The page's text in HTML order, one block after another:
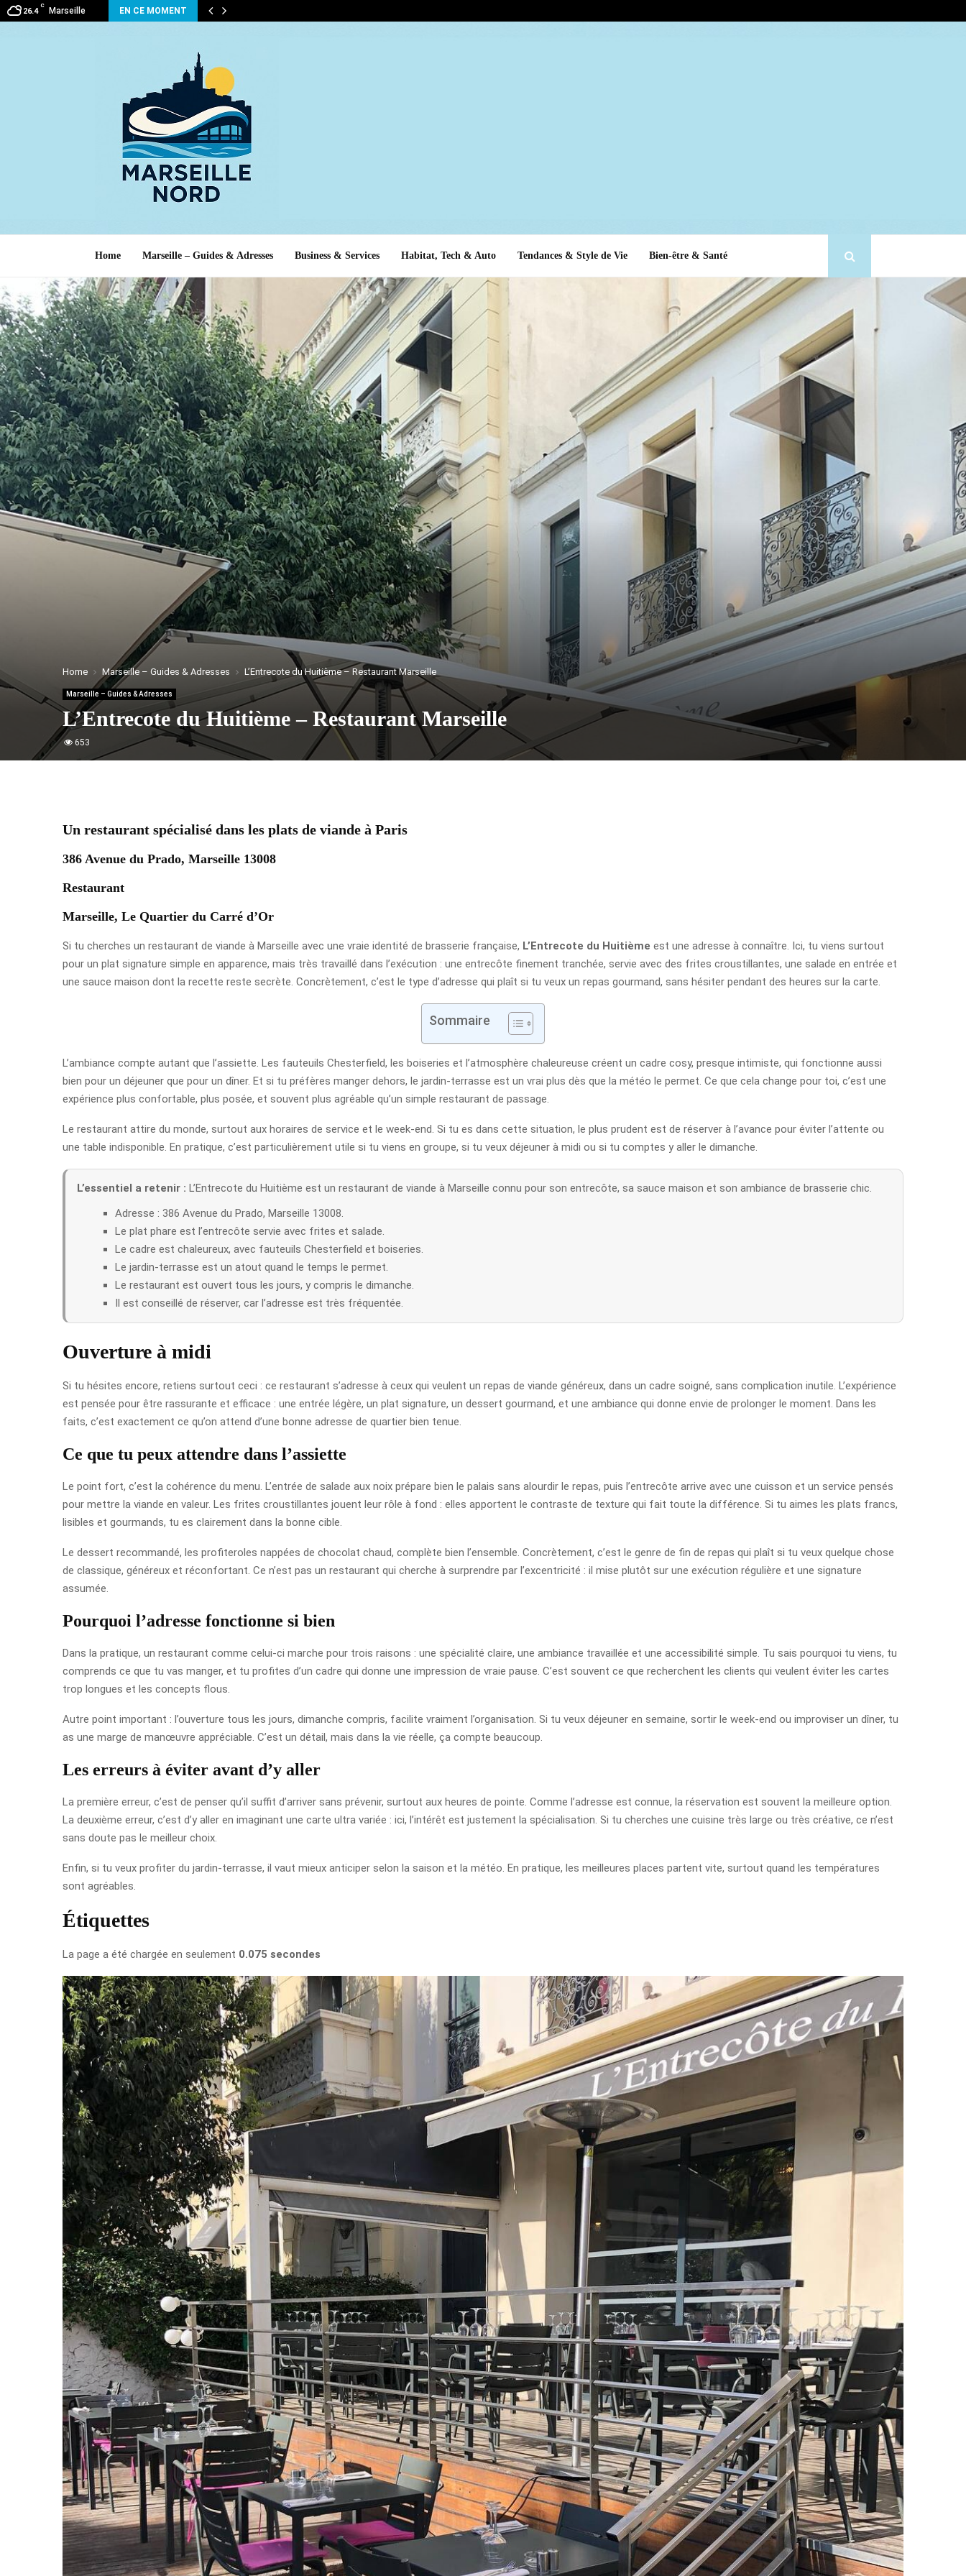
26.4
C
Marseille EN CE MOMENT
Home Marseille – Guides & Adresses Business & Services Habitat, Tech & Auto Tendances & Style de Vie Bien-être & Santé
Home Marseille – Guides & Adresses L’Entrecote du Huitième – Restaurant Marseille
Marseille – Guides & Adresses
L’Entrecote du Huitième – Restaurant Marseille
653
Un restaurant spécialisé dans les plats de viande à Paris
386 Avenue du Prado, Marseille 13008
Restaurant
Marseille, Le Quartier du Carré d’Or
Si tu cherches un restaurant de viande à Marseille avec une vraie identité de brasserie française, L’Entrecote du Huitième est une adresse à connaître. Ici, tu viens surtout
pour un plat signature simple en apparence, mais très travaillé dans l’exécution : une entrecôte finement tranchée, servie avec des frites croustillantes, une salade en entrée et
une sauce maison dont la recette reste secrète. Concrètement, c’est le type d’adresse qui plaît si tu veux un repas gourmand, sans hésiter pendant des heures sur la carte.
Sommaire
L’ambiance compte autant que l’assiette. Les fauteuils Chesterfield, les boiseries et l’atmosphère chaleureuse créent un cadre cosy, presque intimiste, qui fonctionne aussi
bien pour un déjeuner que pour un dîner. Et si tu préfères manger dehors, le jardin-terrasse est un vrai plus dès que la météo le permet. Ce que cela change pour toi, c’est une
expérience plus confortable, plus posée, et souvent plus agréable qu’un simple restaurant de passage.
Le restaurant attire du monde, surtout aux horaires de service et le week-end. Si tu es dans cette situation, le plus prudent est de réserver à l’avance pour éviter l’attente ou
une table indisponible. En pratique, c’est particulièrement utile si tu viens en groupe, si tu veux déjeuner à midi ou si tu comptes y aller le dimanche.
L’essentiel a retenir : L’Entrecote du Huitième est un restaurant de viande à Marseille connu pour son entrecôte, sa sauce maison et son ambiance de brasserie chic.
Adresse : 386 Avenue du Prado, Marseille 13008.
Le plat phare est l’entrecôte servie avec frites et salade.
Le cadre est chaleureux, avec fauteuils Chesterfield et boiseries.
Le jardin-terrasse est un atout quand le temps le permet.
Le restaurant est ouvert tous les jours, y compris le dimanche.
Il est conseillé de réserver, car l’adresse est très fréquentée.
Ouverture à midi
Si tu hésites encore, retiens surtout ceci : ce restaurant s’adresse à ceux qui veulent un repas de viande généreux, dans un cadre soigné, sans complication inutile. L’expérience
est pensée pour être rassurante et efficace : une entrée légère, un plat signature, un dessert gourmand, et une ambiance qui donne envie de prolonger le moment. Dans les
faits, c’est exactement ce qu’on attend d’une bonne adresse de quartier bien tenue.
Ce que tu peux attendre dans l’assiette
Le point fort, c’est la cohérence du menu. L’entrée de salade aux noix prépare bien le palais sans alourdir le repas, puis l’entrecôte arrive avec une cuisson et un service pensés
pour mettre la viande en valeur. Les frites croustillantes jouent leur rôle à fond : elles apportent le contraste de texture qui fait toute la différence. Si tu aimes les plats francs,
lisibles et gourmands, tu es clairement dans la bonne cible.
Le dessert recommandé, les profiteroles nappées de chocolat chaud, complète bien l’ensemble. Concrètement, c’est le genre de fin de repas qui plaît si tu veux quelque chose
de classique, généreux et réconfortant. Ce n’est pas un restaurant qui cherche à surprendre par l’excentricité : il mise plutôt sur une exécution régulière et une signature
assumée.
Pourquoi l’adresse fonctionne si bien
Dans la pratique, un restaurant comme celui-ci marche pour trois raisons : une spécialité claire, une ambiance travaillée et une accessibilité simple. Tu sais pourquoi tu viens, tu
comprends ce que tu vas manger, et tu profites d’un cadre qui donne une impression de vraie pause. C’est souvent ce que recherchent les clients qui veulent éviter les cartes
trop longues et les concepts flous.
Autre point important : l’ouverture tous les jours, dimanche compris, facilite vraiment l’organisation. Si tu veux déjeuner en semaine, sortir le week-end ou improviser un dîner, tu
as une marge de manœuvre appréciable. C’est un détail, mais dans la vie réelle, ça compte beaucoup.
Les erreurs à éviter avant d’y aller
La première erreur, c’est de penser qu’il suffit d’arriver sans prévenir, surtout aux heures de pointe. Comme l’adresse est connue, la réservation est souvent la meilleure option.
La deuxième erreur, c’est d’y aller en imaginant une carte ultra variée : ici, l’intérêt est justement la spécialisation. Si tu cherches une cuisine très large ou très créative, ce n’est
sans doute pas le meilleur choix.
Enfin, si tu veux profiter du jardin-terrasse, il vaut mieux anticiper selon la saison et la météo. En pratique, les meilleures places partent vite, surtout quand les températures
sont agréables.
Étiquettes
La page a été chargée en seulement 0.075 secondes